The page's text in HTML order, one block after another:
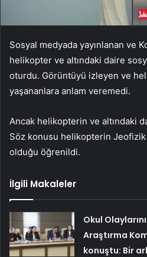
Sosyal medyada yayınlanan ve
helikopter ve altındaki daire
oturdu. Görüntüyü izleyen ve
yaşananlara anlam veremedi.
Ancak helikopterin ve altındaki
Söz konusu helikopterin
olduğu öğrenildi.
İlgili Makaleler
Okul
Araştırma
konuştu: Bir